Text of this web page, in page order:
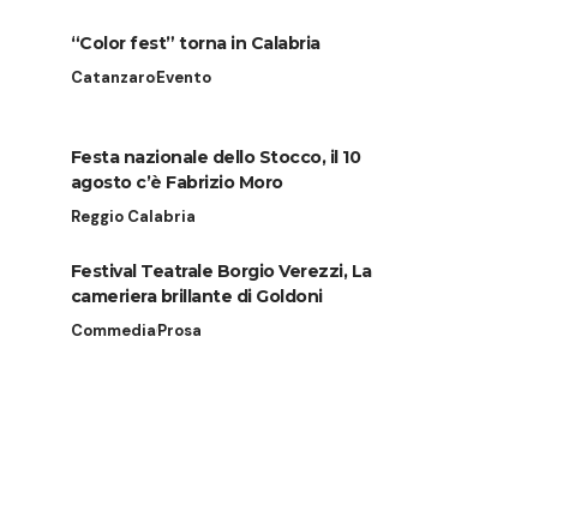
“Color fest” torna in Calabria
CatanzaroEvento
Festa nazionale dello Stocco, il 10
agosto c’è Fabrizio Moro
Reggio Calabria
Festival Teatrale Borgio Verezzi, La
cameriera brillante di Goldoni
CommediaProsa